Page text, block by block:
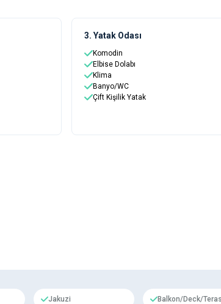
3. Yatak Odası
Komodin
Elbise Dolabı
Klima
Banyo/WC
Çift Kişilik Yatak
Jakuzi Balkon/Deck/